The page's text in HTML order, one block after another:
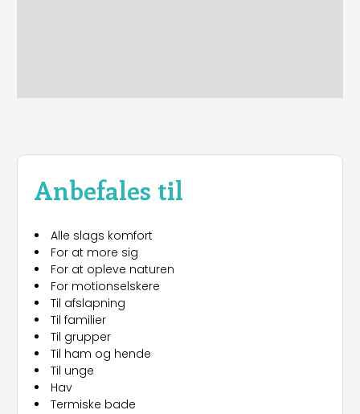
Anbefales til
Alle slags komfort
For at more sig
For at opleve naturen
For motionselskere
Til afslapning
Til familier
Til grupper
Til ham og hende
Til unge
Hav
Termiske bade